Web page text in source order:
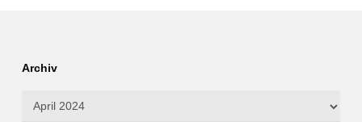
Archiv
Archiv